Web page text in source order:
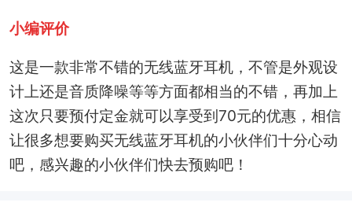
小编评价
这是一款非常不错的无线蓝牙耳机，不管是外观设
计上还是音质降噪等等方面都相当的不错，再加上
这次只要预付定金就可以享受到70元的优惠，相信
让很多想要购买无线蓝牙耳机的小伙伴们十分心动
吧，感兴趣的小伙伴们快去预购吧！